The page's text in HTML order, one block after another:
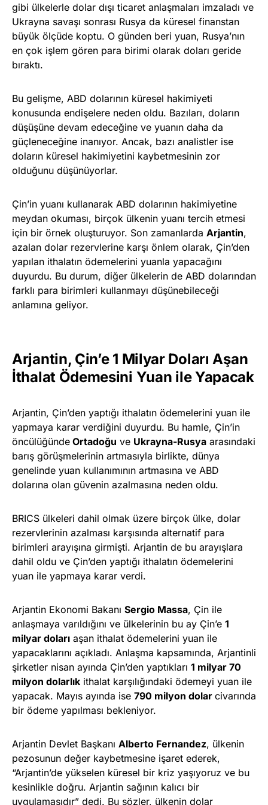
gibi ülkelerle dolar dışı ticaret anlaşmaları imzaladı ve
Ukrayna savaşı sonrası Rusya da küresel finanstan
büyük ölçüde koptu. O günden beri yuan, Rusya’nın
en çok işlem gören para birimi olarak doları geride
bıraktı.
Bu gelişme, ABD dolarının küresel hakimiyeti
konusunda endişelere neden oldu. Bazıları, doların
düşüşüne devam edeceğine ve yuanın daha da
güçleneceğine inanıyor. Ancak, bazı analistler ise
doların küresel hakimiyetini kaybetmesinin zor
olduğunu düşünüyorlar.
Çin’in yuanı kullanarak ABD dolarının hakimiyetine
meydan okuması, birçok ülkenin yuanı tercih etmesi
için bir örnek oluşturuyor. Son zamanlarda Arjantin,
azalan dolar rezervlerine karşı önlem olarak, Çin’den
yapılan ithalatın ödemelerini yuanla yapacağını
duyurdu. Bu durum, diğer ülkelerin de ABD dolarından
farklı para birimleri kullanmayı düşünebileceği
anlamına geliyor.
Arjantin, Çin’e 1 Milyar Doları Aşan
İthalat Ödemesini Yuan ile Yapacak
Arjantin, Çin’den yaptığı ithalatın ödemelerini yuan ile
yapmaya karar verdiğini duyurdu. Bu hamle, Çin’in
öncülüğünde Ortadoğu ve Ukrayna-Rusya arasındaki
barış görüşmelerinin artmasıyla birlikte, dünya
genelinde yuan kullanımının artmasına ve ABD
dolarına olan güvenin azalmasına neden oldu.
BRICS ülkeleri dahil olmak üzere birçok ülke, dolar
rezervlerinin azalması karşısında alternatif para
birimleri arayışına girmişti. Arjantin de bu arayışlara
dahil oldu ve Çin’den yaptığı ithalatın ödemelerini
yuan ile yapmaya karar verdi.
Arjantin Ekonomi Bakanı Sergio Massa, Çin ile
anlaşmaya varıldığını ve ülkelerinin bu ay Çin’e 1
milyar doları aşan ithalat ödemelerini yuan ile
yapacaklarını açıkladı. Anlaşma kapsamında, Arjantinli
şirketler nisan ayında Çin’den yaptıkları 1 milyar 70
milyon dolarlık ithalat karşılığındaki ödemeyi yuan ile
yapacak. Mayıs ayında ise 790 milyon dolar civarında
bir ödeme yapılması bekleniyor.
Arjantin Devlet Başkanı Alberto Fernandez, ülkenin
pezosunun değer kaybetmesine işaret ederek,
“Arjantin’de yükselen küresel bir kriz yaşıyoruz ve bu
kesinlikle doğru. Arjantin sağının kalıcı bir
uygulamasıdır” dedi. Bu sözler, ülkenin dolar